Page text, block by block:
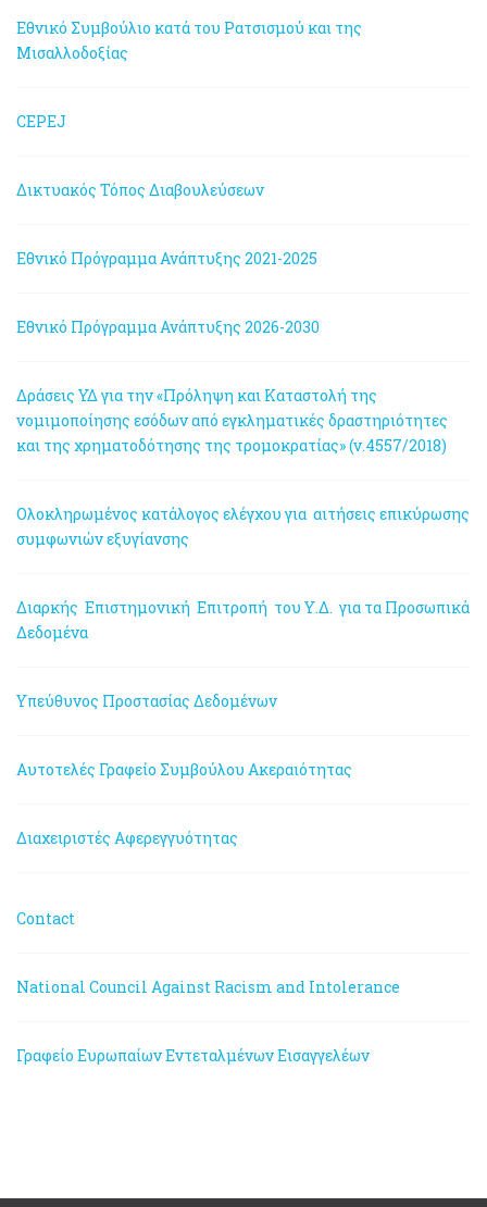
Εθνικό Συμβούλιο κατά του Ρατσισμού και της
Μισαλλοδοξίας
CEPEJ
Δικτυακός Τόπος Διαβουλεύσεων
Εθνικό Πρόγραμμα Ανάπτυξης 2021-2025
Εθνικό Πρόγραμμα Ανάπτυξης 2026-2030
Δράσεις ΥΔ για την «Πρόληψη και Καταστολή της
νομιμοποίησης εσόδων από εγκληματικές δραστηριότητες
και της χρηματοδότησης της τρομοκρατίας» (ν.4557/2018)
Ολοκληρωμένος κατάλογος ελέγχου για αιτήσεις επικύρωσης
συμφωνιών εξυγίανσης
Διαρκής Επιστημονική Επιτροπή του Υ.Δ. για τα Προσωπικά
Δεδομένα
Υπεύθυνος Προστασίας Δεδομένων
Αυτοτελές Γραφείο Συμβούλου Ακεραιότητας
Διαχειριστές Αφερεγγυότητας
Contact
National Council Against Racism and Intolerance
Γραφείο Ευρωπαίων Εντεταλμένων Εισαγγελέων